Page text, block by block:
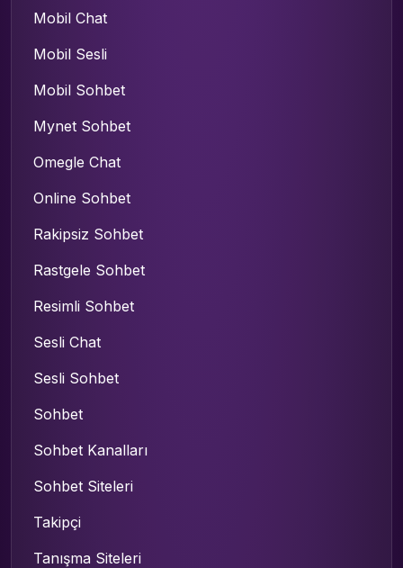
Mobil Chat
Mobil Sesli
Mobil Sohbet
Mynet Sohbet
Omegle Chat
Online Sohbet
Rakipsiz Sohbet
Rastgele Sohbet
Resimli Sohbet
Sesli Chat
Sesli Sohbet
Sohbet
Sohbet Kanalları
Sohbet Siteleri
Takipçi
Tanışma Siteleri